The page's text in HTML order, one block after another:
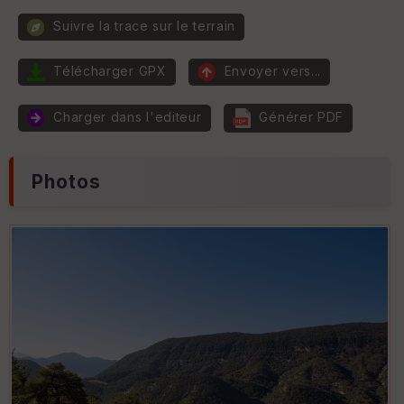
p
an
e
y
Suivre la trace sur le terrain
Télécharger GPX Envoyer vers...
Charger dans l'editeur Générer PDF
Photos